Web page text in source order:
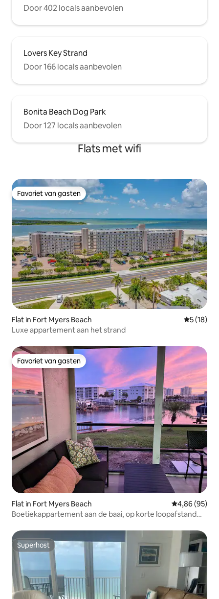
Door 402 locals aanbevolen
Lovers Key Strand
Door 166 locals aanbevolen
Bonita Beach Dog Park
Door 127 locals aanbevolen
Flats met wifi
Favoriet van gasten
Favoriet van gasten
Flat in Fort Myers Beach
5 (18)
Luxe appartement aan het strand
Favoriet van gasten
Favoriet van gasten
Flat in Fort Myers Beach Gemiddelde
4,86 (95)
Boetiekappartement aan de baai, op korte loopafstand
Superhost
Superhost